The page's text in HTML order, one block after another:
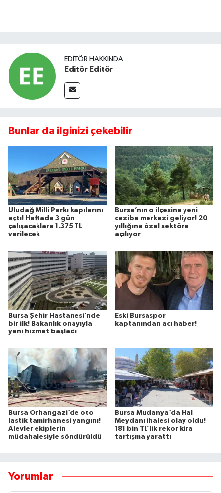
EDITÖR HAKKINDA
Editör Editör
Bunlar da ilginizi çekebilir
Uludağ Milli Parkı kapılarını
açtı! Haftada 3 gün
çalışacaklara 1.375 TL
verilecek
Bursa’nın o ilçesine yeni
cazibe merkezi geliyor! 20
yıllığına özel sektöre
açılıyor
Bursa Şehir Hastanesi’nde
bir ilk! Bakanlık onayıyla
yeni hizmet başladı
Eski Bursaspor
kaptanından acı haber!
Bursa Orhangazi’de oto
lastik tamirhanesi yangını!
Alevler ekiplerin
müdahalesiyle söndürüldü
Bursa Mudanya’da Hal
Meydanı ihalesi olay oldu!
181 bin TL’lik rekor kira
tartışma yarattı
Yorumlar